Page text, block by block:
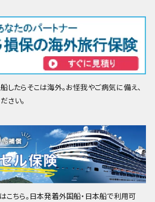
たらそこは海外。お怪我やご病気に備え、
さい。
こちら。日本発着外国船・日本船で利用可